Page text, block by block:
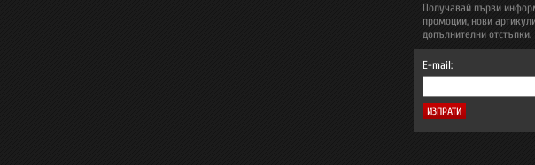
Получавай първи
промоции, нови
допълнителни отстъпки.
E-mail: